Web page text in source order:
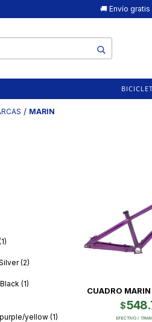
🚚 Envío
/ MARIN
(2)
(1)
yellow (1)
CUADRO
$
EFECTIVO /